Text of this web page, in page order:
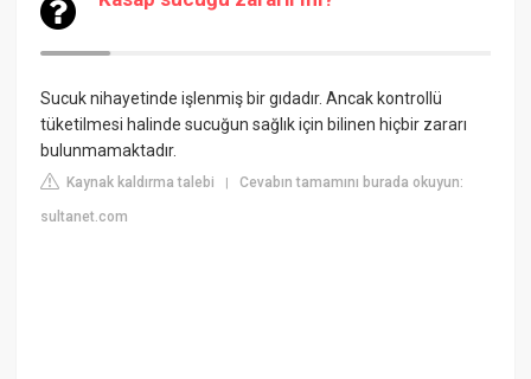
Sucuk nihayetinde işlenmiş bir gıdadır. Ancak kontrollü
tüketilmesi halinde sucuğun sağlık için bilinen hiçbir zararı
bulunmamaktadır.
Kaynak kaldırma talebi |Cevabın tamamını burada okuyun:
sultanet.com